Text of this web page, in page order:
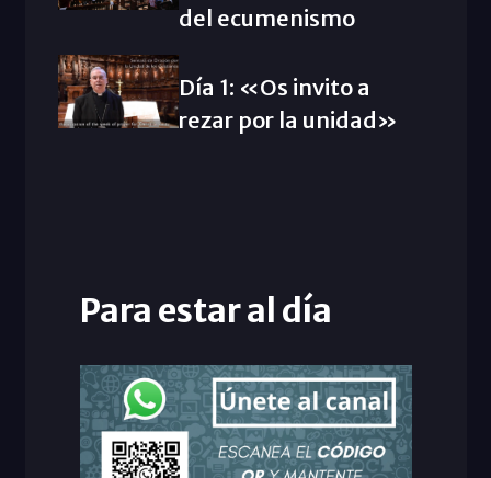
del ecumenismo
Día 1: «Os invito a
rezar por la unidad»
Para estar al día